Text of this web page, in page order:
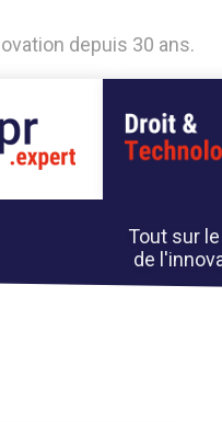
depuis 30 ans.
Tout sur
de